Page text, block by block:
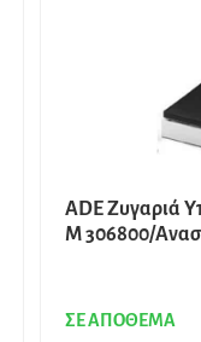
ADE Ζυγαριά
M 306800/
ΣΕ ΑΠΟΘΕΜΑ